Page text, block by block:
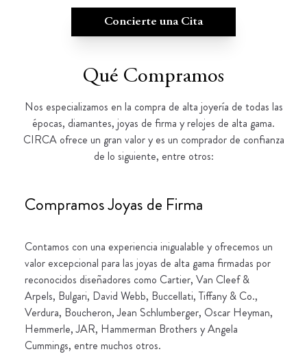
Concierte una Cita
Qué Compramos
Nos especializamos en la compra de alta joyería de todas las
épocas, diamantes, joyas de firma y relojes de alta gama.
CIRCA ofrece un gran valor y es un comprador de confianza
de lo siguiente, entre otros:
Compramos Joyas de Firma
Contamos con una experiencia inigualable y ofrecemos un
valor excepcional para las joyas de alta gama firmadas por
reconocidos diseñadores como Cartier, Van Cleef &
Arpels, Bulgari, David Webb, Buccellati, Tiffany & Co.,
Verdura, Boucheron, Jean Schlumberger, Oscar Heyman,
Hemmerle, JAR, Hammerman Brothers y Angela
Cummings, entre muchos otros.